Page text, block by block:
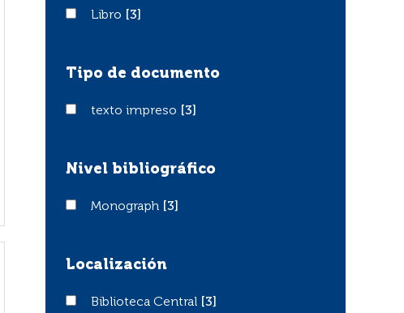
LibroLibro [3]
Tipo de documento
texto impreso
texto impreso [3]
Nivel bibliográfico
Monograph
Monograph [3]
Localización
Biblioteca Central
Biblioteca Central
[3]